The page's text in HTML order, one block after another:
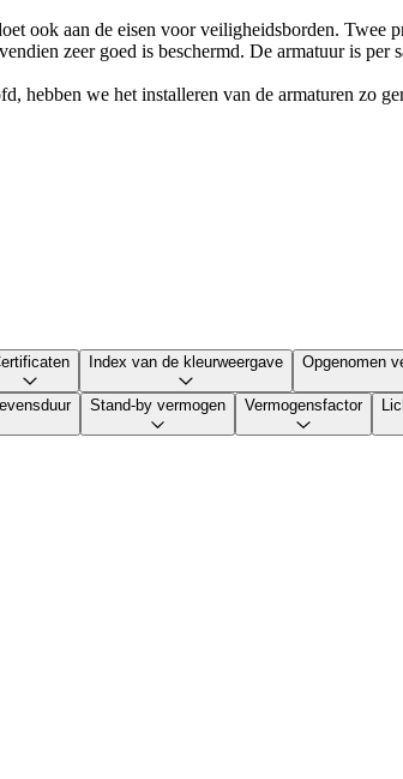
ook aan de eisen voor veiligheidsborden. Twee
zeer goed is beschermd. De armatuur is
hebben we het installeren van de armaturen zo
Index van de kleurweergave Opgenomen
Stand-by vermogen Vermogensfactor